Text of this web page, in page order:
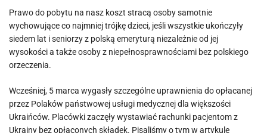
Prawo do pobytu na nasz koszt stracą osoby samotnie
wychowujące co najmniej trójkę dzieci, jeśli wszystkie ukończyły
siedem lat i seniorzy z polską emeryturą niezależnie od jej
wysokości a także osoby z niepełnosprawnościami bez polskiego
orzeczenia.
Wcześniej, 5 marca wygasły szczególne uprawnienia do opłacanej
przez Polaków państwowej usługi medycznej dla większości
Ukraińców. Placówki zaczęły wystawiać rachunki pacjentom z
Ukrainy bez opłaconych składek. Pisaliśmy o tym w artykule